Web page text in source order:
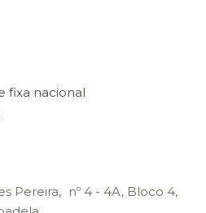
fixa nacional
Pereira, nº 4 - 4A, Bloco 4,